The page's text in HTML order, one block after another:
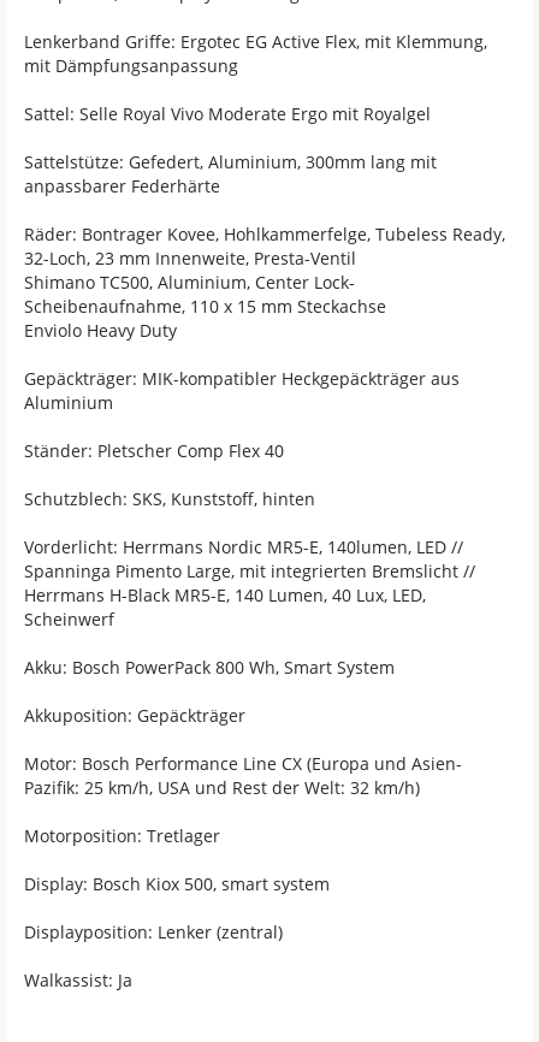
Lenkerband Griffe: Ergotec EG Active Flex, mit Klemmung,
mit Dämpfungsanpassung
Sattel: Selle Royal Vivo Moderate Ergo mit Royalgel
Sattelstütze: Gefedert, Aluminium, 300mm lang mit
anpassbarer Federhärte
Räder: Bontrager Kovee, Hohlkammerfelge, Tubeless Ready,
32-Loch, 23 mm Innenweite, Presta-Ventil
Shimano TC500, Aluminium, Center Lock-
Scheibenaufnahme, 110 x 15 mm Steckachse
Enviolo Heavy Duty
Gepäckträger: MIK-kompatibler Heckgepäckträger aus
Aluminium
Ständer: Pletscher Comp Flex 40
Schutzblech: SKS, Kunststoff, hinten
Vorderlicht: Herrmans Nordic MR5-E, 140lumen, LED //
Spanninga Pimento Large, mit integrierten Bremslicht //
Herrmans H-Black MR5-E, 140 Lumen, 40 Lux, LED,
Scheinwerf
Akku: Bosch PowerPack 800 Wh, Smart System
Akkuposition: Gepäckträger
Motor: Bosch Performance Line CX (Europa und Asien-
Pazifik: 25 km/h, USA und Rest der Welt: 32 km/h)
Motorposition: Tretlager
Display: Bosch Kiox 500, smart system
Displayposition: Lenker (zentral)
Walkassist: Ja